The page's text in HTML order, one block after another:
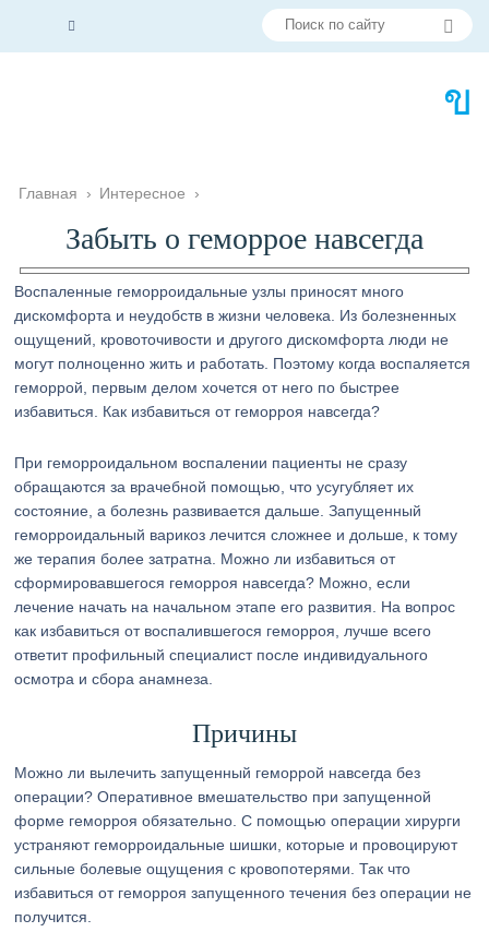
Главная › Интересное ›
Забыть о геморрое навсегда
Воспаленные геморроидальные узлы приносят много
дискомфорта и неудобств в жизни человека. Из болезненных
ощущений, кровоточивости и другого дискомфорта люди не
могут полноценно жить и работать. Поэтому когда воспаляется
геморрой, первым делом хочется от него по быстрее
избавиться. Как избавиться от геморроя навсегда?
При геморроидальном воспалении пациенты не сразу
обращаются за врачебной помощью, что усугубляет их
состояние, а болезнь развивается дальше. Запущенный
геморроидальный варикоз лечится сложнее и дольше, к тому
же терапия более затратна. Можно ли избавиться от
сформировавшегося геморроя навсегда? Можно, если
лечение начать на начальном этапе его развития. На вопрос
как избавиться от воспалившегося геморроя, лучше всего
ответит профильный специалист после индивидуального
осмотра и сбора анамнеза.
Причины
Можно ли вылечить запущенный геморрой навсегда без
операции? Оперативное вмешательство при запущенной
форме геморроя обязательно. С помощью операции хирурги
устраняют геморроидальные шишки, которые и провоцируют
сильные болевые ощущения с кровопотерями. Так что
избавиться от геморроя запущенного течения без операции не
получится.